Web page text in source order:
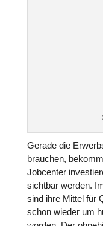
Gerade die
brauchen,
Job­cen­ter
sichtbar werden.
sind ihre Mittel für
schon wieder um